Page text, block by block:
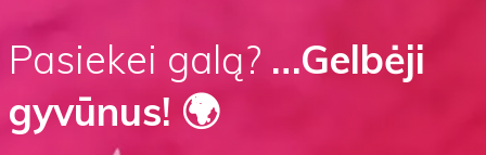
Pasiekei galą? …Gelbėji
gyvūnus! 🌍